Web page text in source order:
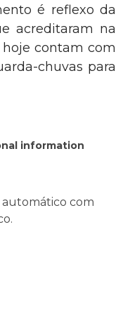
é reflexo da
acreditaram na
contam com
chuvas para
information
com